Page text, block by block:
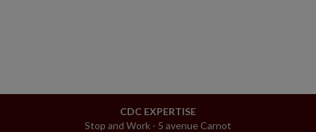
CDC EXPERTISE
Stop and Work - 5 avenue Carnot